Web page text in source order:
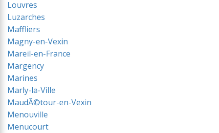
Louvres
Luzarches
Maffliers
Magny-en-Vexin
Mareil-en-France
Margency
Marines
Marly-la-Ville
MaudÃ©tour-en-Vexin
Menouville
Menucourt